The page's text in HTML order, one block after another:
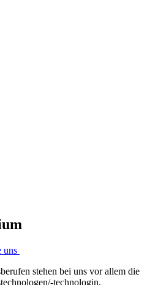
uns
stehen bei uns vor allem die
technologin,